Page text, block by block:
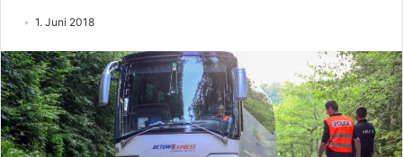
1. Juni 2018